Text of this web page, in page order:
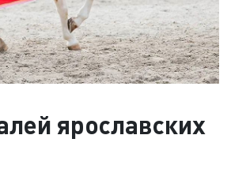
ярославских